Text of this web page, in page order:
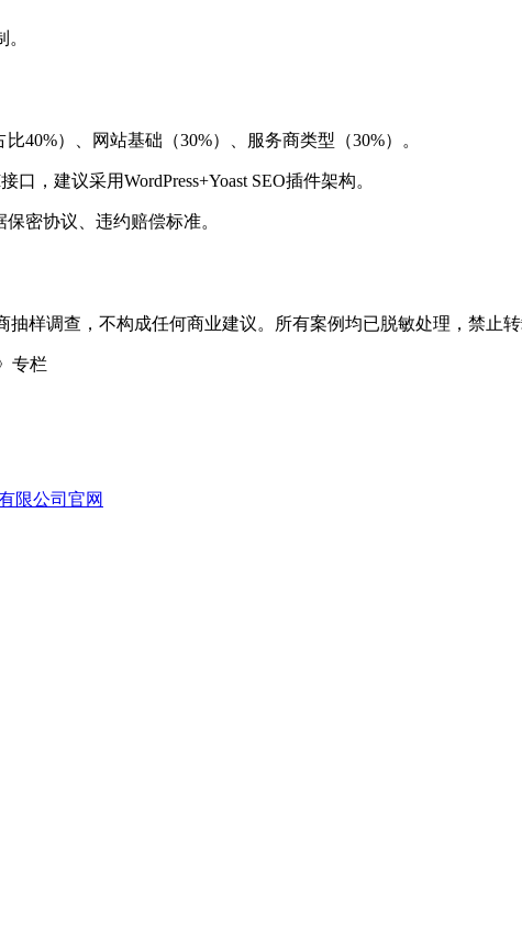
40%）、网站基础（30%）、服务商类型（30%）。
口，建议采用WordPress+Yoast SEO插件架构。
密协议、违约赔偿标准。
样调查，不构成任何商业建议。所有案例均已脱敏处理，禁止转
专栏
限公司官网